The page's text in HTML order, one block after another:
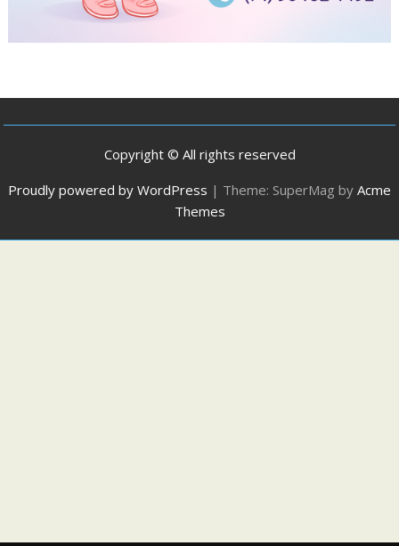
Copyright © All rights reserved
Proudly powered by WordPress | Theme: SuperMag by Acme
Themes